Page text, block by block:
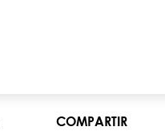
COMPARTIR